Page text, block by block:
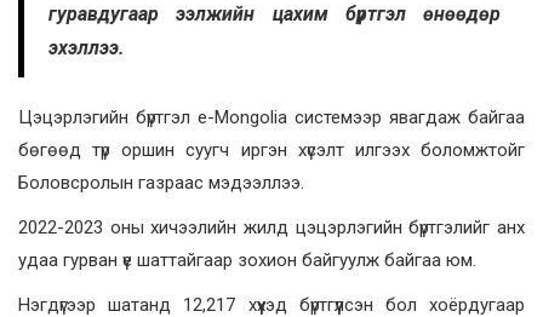
гуравдугаар ээлжийн цахим бүртгэл өнөөдөр
эхэллээ.
Цэцэрлэгийн бүртгэл e-Mongolia системээр явагдаж байгаа
бөгөөд түр оршин суугч иргэн хүсэлт илгээх боломжтойг
Боловсролын газраас мэдээллээ.
2022-2023 оны хичээлийн жилд цэцэрлэгийн бүртгэлийг анх
удаа гурван үе шаттайгаар зохион байгуулж байгаа юм.
Нэгдүгээр шатанд 12,217 хүүхэд бүртгүүлсэн бол хоёрдугаар